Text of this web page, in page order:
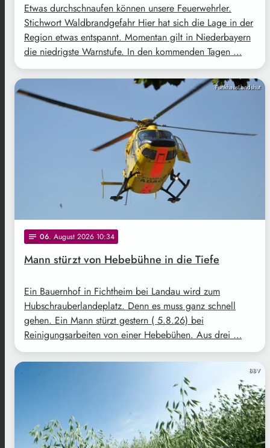
Etwas durchschnaufen können unsere Feuerwehrler.
Stichwort Waldbrandgefahr Hier hat sich die Lage in der
Region etwas entspannt. Momentan gilt in Niederbayern
die niedrigste Warnstufe. In den kommenden Tagen …
FunkhausLandshut
notes 06. August 2026 10:34
Mann stürzt von Hebebühne in die Tiefe
Ein Bauernhof in Fichtheim bei Landau wird zum
Hubschrauberlandeplatz. Denn es muss ganz schnell
gehen. Ein Mann stürzt gestern ( 5.8.26) bei
Reinigungsarbeiten von einer Hebebühen. Aus drei …
BBV